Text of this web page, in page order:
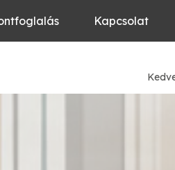
Kapcsolat